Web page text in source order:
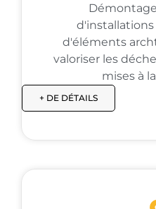
d'éléments
valoriser les
mises à
+ DE DÉTAILS